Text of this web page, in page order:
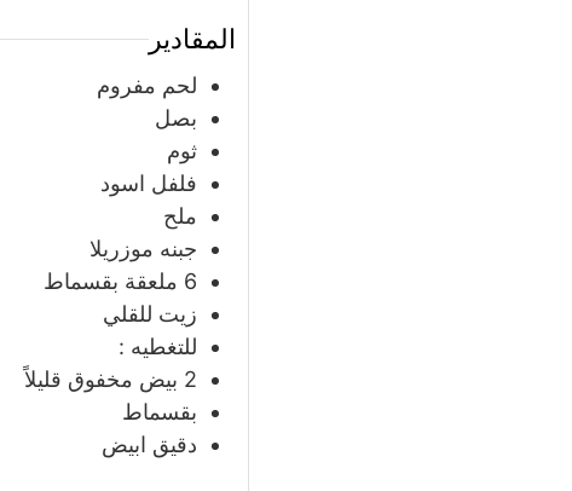
المقادير
لحم مفروم
بصل
ثوم
فلفل اسود
ملح
جبنه موزريلا
6 ملعقة بقسماط
زيت للقلي
للتغطيه :
2 بيض مخفوق قليلاً
بقسماط
دقيق ابيض